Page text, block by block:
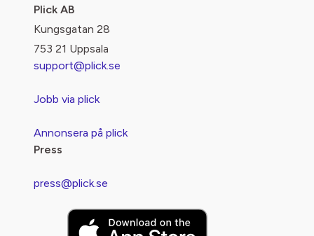
Plick AB
Kungsgatan 28
753 21 Uppsala
support@plick.se
Jobb via plick
Annonsera på plick
Press
press@plick.se